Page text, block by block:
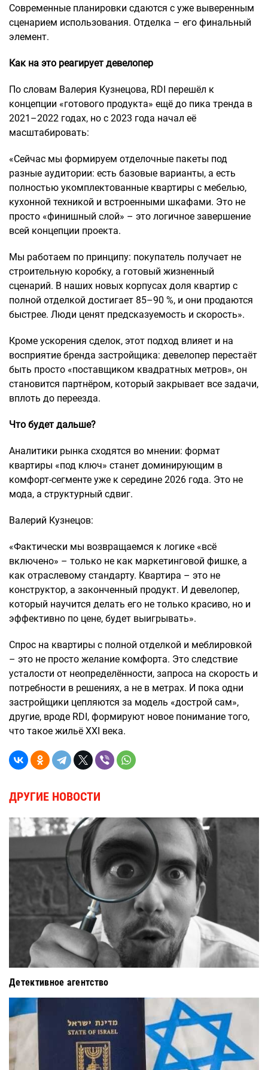
Современные планировки сдаются с уже выверенным
сценарием использования. Отделка – его финальный
элемент.
Как на это реагирует девелопер
По словам Валерия Кузнецова, RDI перешёл к
концепции «готового продукта» ещё до пика тренда в
2021–2022 годах, но с 2023 года начал её
масштабировать:
«Сейчас мы формируем отделочные пакеты под
разные аудитории: есть базовые варианты, а есть
полностью укомплектованные квартиры с мебелью,
кухонной техникой и встроенными шкафами. Это не
просто «финишный слой» – это логичное завершение
всей концепции проекта.
Мы работаем по принципу: покупатель получает не
строительную коробку, а готовый жизненный
сценарий. В наших новых корпусах доля квартир с
полной отделкой достигает 85–90 %, и они продаются
быстрее. Люди ценят предсказуемость и скорость».
Кроме ускорения сделок, этот подход влияет и на
восприятие бренда застройщика: девелопер перестаёт
быть просто «поставщиком квадратных метров», он
становится партнёром, который закрывает все задачи,
вплоть до переезда.
Что будет дальше?
Аналитики рынка сходятся во мнении: формат
квартиры «под ключ» станет доминирующим в
комфорт-сегменте уже к середине 2026 года. Это не
мода, а структурный сдвиг.
Валерий Кузнецов:
«Фактически мы возвращаемся к логике «всё
включено» – только не как маркетинговой фишке, а
как отраслевому стандарту. Квартира – это не
конструктор, а законченный продукт. И девелопер,
который научится делать его не только красиво, но и
эффективно по цене, будет выигрывать».
Спрос на квартиры с полной отделкой и меблировкой
– это не просто желание комфорта. Это следствие
усталости от неопределённости, запроса на скорость и
потребности в решениях, а не в метрах. И пока одни
застройщики цепляются за модель «дострой сам»,
другие, вроде RDI, формируют новое понимание того,
что такое жильё XXI века.
ДРУГИЕ НОВОСТИ
Детективное агентство